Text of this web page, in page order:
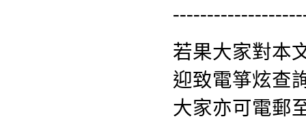
若果大家對本
迎致電箏炫查
大家亦可電郵